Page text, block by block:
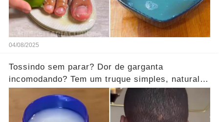
04/08/2025
Tossindo sem parar? Dor de garganta
incomodando? Tem um truque simples, natural e
surpreendente!